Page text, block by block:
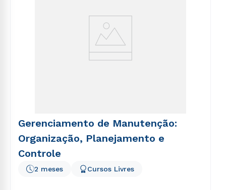
Gerenciamento de Manutenção:
Organização, Planejamento e
Controle
2 meses Cursos Livres